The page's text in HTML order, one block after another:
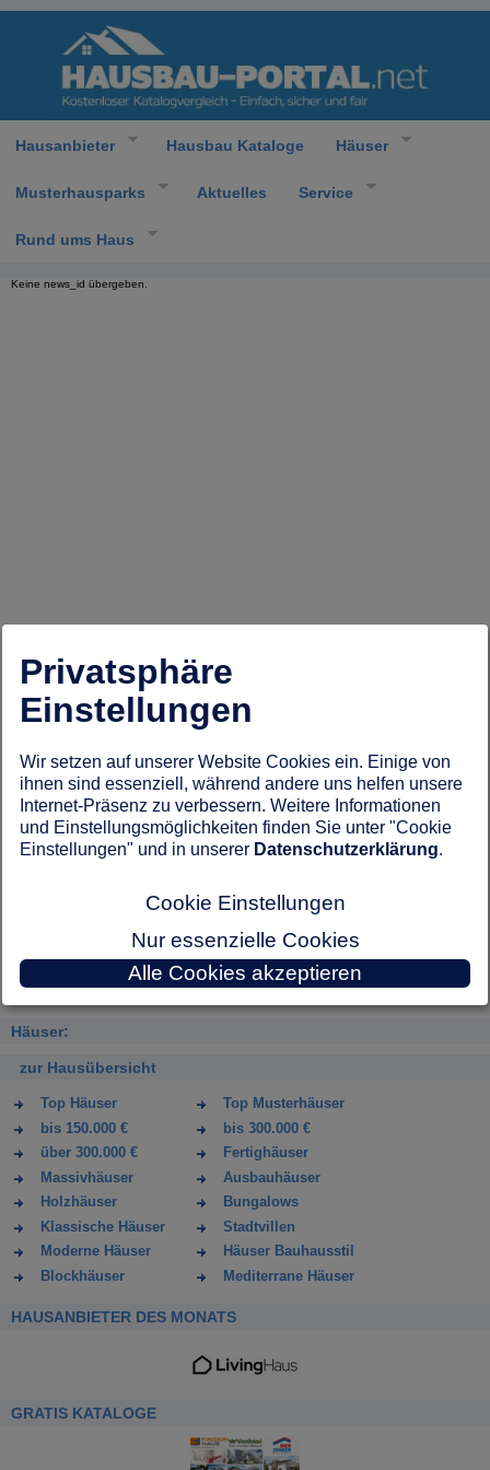
Hausanbieter Hausbau Kataloge Häuser
Musterhausparks Aktuelles Service
Rund ums Haus
Keine news_id übergeben.
Häuser:
zur Hausübersicht
Top Häuser
Top Musterhäuser
bis 150.000 €
bis 300.000 €
über 300.000 €
Fertighäuser
Massivhäuser
Ausbauhäuser
Holzhäuser
Bungalows
Klassische Häuser
Stadtvillen
Moderne Häuser
Häuser Bauhausstil
Blockhäuser
Mediterrane Häuser
HAUSANBIETER DES MONATS
GRATIS KATALOGE
Privatsphäre
Einstellungen
Wir setzen auf unserer Website Cookies ein. Einige von
ihnen sind essenziell, während andere uns helfen unsere
Internet-Präsenz zu verbessern. Weitere Informationen
und Einstellungsmöglichkeiten finden Sie unter "Cookie
Einstellungen" und in unserer Datenschutzerklärung.
Cookie Einstellungen
Nur essenzielle Cookies
Alle Cookies akzeptieren